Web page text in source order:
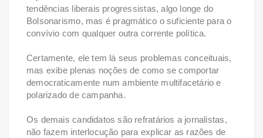
tendências liberais progressistas, algo longe do
Bolsonarismo, mas é pragmático o suficiente para o
convívio com qualquer outra corrente política.
Certamente, ele tem lá seus problemas conceituais,
mas exibe plenas noções de como se comportar
democraticamente num ambiente multifacetário e
polarizado de campanha.
Os demais candidatos são refratários a jornalistas,
não fazem interlocução para explicar as razões de